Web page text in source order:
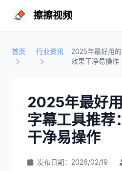
擦擦视频
首页 行业资讯
2025年最好用
效果干净易操作
2025年最好
字幕工具推荐
干净易操作
发布日期：2026/02/19